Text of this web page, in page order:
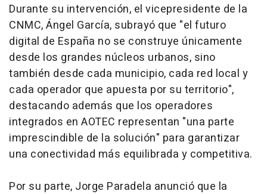
Durante su intervención, el vicepresidente de la
CNMC, Ángel García, subrayó que "el futuro
digital de España no se construye únicamente
desde los grandes núcleos urbanos, sino
también desde cada municipio, cada red local y
cada operador que apuesta por su territorio",
destacando además que los operadores
integrados en AOTEC representan "una parte
imprescindible de la solución" para garantizar
una conectividad más equilibrada y competitiva.
Por su parte, Jorge Paradela anunció que la